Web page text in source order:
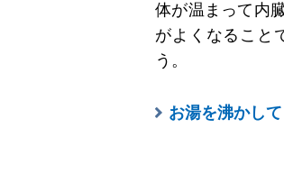
体が温まって内
がよくなること
う。
お湯を沸かし